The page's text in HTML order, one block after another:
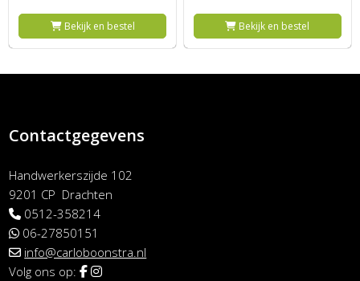
Bekijk en bestel Bekijk en bestel
Contactgegevens
Handwerkerszijde 102
9201 CP Drachten
0512-358214
06-27850151
info@carloboonstra.nl
Volg ons op: